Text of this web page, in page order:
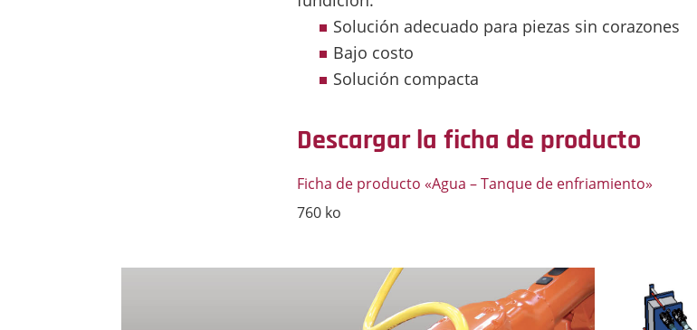
Solución adecuado para piezas sin corazones
Bajo costo
Solución compacta
Descargar la ficha de producto
Ficha de producto «Agua – Tanque de enfriamiento»
760 ko